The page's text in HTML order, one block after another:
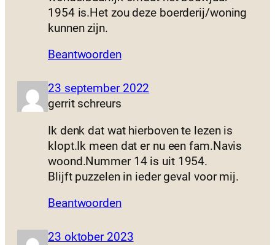
1954 is.Het zou deze boerderij/woning
kunnen zijn.
Beantwoorden
23 september 2022
gerrit schreurs
Ik denk dat wat hierboven te lezen is
klopt.Ik meen dat er nu een fam.Navis
woond.Nummer 14 is uit 1954.
Blijft puzzelen in ieder geval voor mij.
Beantwoorden
23 oktober 2023